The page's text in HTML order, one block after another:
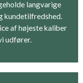
langvarige
kundetilfredshed.
af højeste kaliber
udfører.